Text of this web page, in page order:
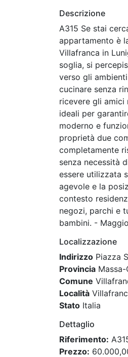
Descrizione
A315 Se stai
appartamento è
Villafranca in
soglia, si
verso gli
cucinare senza
ricevere gli amici
ideali per
moderno e
proprietà due
completamente
senza necessità
essere utilizzata
agevole e la
contesto
negozi, parchi e
bambini. -
Localizzazione
Indirizzo Piazza
Provincia
Comune
Località
Stato Italia
Dettaglio
Riferimento:
Prezzo: